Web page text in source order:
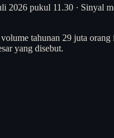
2026 pukul 11.30 · Sinyal
tahunan 29 juta
yang disebut.